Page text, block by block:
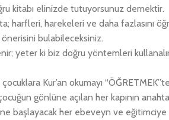
kitabı elinizde tutuyorsunuz demektir.
harfleri, harekeleri ve daha fazlasını
bulabileceksiniz.
yeter ki biz doğru yöntemleri
Kur’an okumayı
gönlüne açılan her kapının
başlayacak her ebeveyn ve